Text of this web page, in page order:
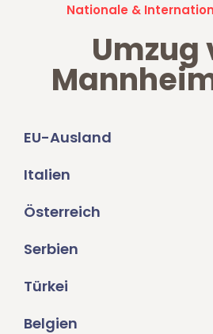
Nationale &
Umzug
EU-Ausland
Italien
Österreich
Serbien
Türkei
Belgien